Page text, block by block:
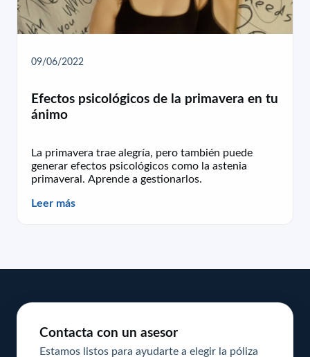
09/06/2022
Efectos psicológicos de la primavera en tu
ánimo
La primavera trae alegría, pero también puede
generar efectos psicológicos como la astenia
primaveral. Aprende a gestionarlos.
Leer más
Contacta con un asesor
Estamos listos para ayudarte a elegir la póliza